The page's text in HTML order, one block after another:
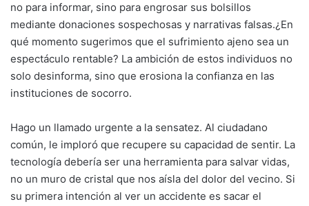
no para informar, sino para engrosar sus bolsillos
mediante donaciones sospechosas y narrativas falsas.¿En
qué momento sugerimos que el sufrimiento ajeno sea un
espectáculo rentable? La ambición de estos individuos no
solo desinforma, sino que erosiona la confianza en las
instituciones de socorro.
Hago un llamado urgente a la sensatez. Al ciudadano
común, le imploró que recupere su capacidad de sentir. La
tecnología debería ser una herramienta para salvar vidas,
no un muro de cristal que nos aísla del dolor del vecino. Si
su primera intención al ver un accidente es sacar el